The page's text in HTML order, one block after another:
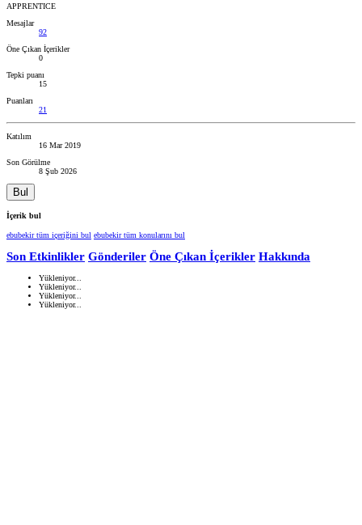
APPRENTICE
Mesajlar
92
Öne Çıkan İçerikler
0
Tepki puanı
15
Puanları
21
Katılım
16 Mar 2019
Son Görülme
8 Şub 2026
Bul
İçerik bul
ebubekir tüm içeriğini bul ebubekir tüm konularını bul
Son Etkinlikler Gönderiler Öne Çıkan İçerikler Hakkında
Yükleniyor...
Yükleniyor...
Yükleniyor...
Yükleniyor...